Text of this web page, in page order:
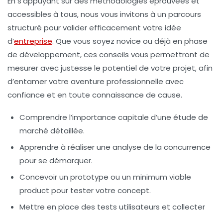
accessibles à tous, nous vous invitons à un parcours
structuré pour valider efficacement votre idée
d’entreprise. Que vous soyez novice ou déjà en phase
de développement, ces conseils vous permettront de
mesurer avec justesse le potentiel de votre projet, afin
d’entamer votre aventure professionnelle avec
confiance et en toute connaissance de cause.
Comprendre l’importance capitale d’une étude de
marché détaillée.
Apprendre à réaliser une analyse de la concurrence
pour se démarquer.
Concevoir un prototype ou un minimum viable
product pour tester votre concept.
Mettre en place des tests utilisateurs et collecter